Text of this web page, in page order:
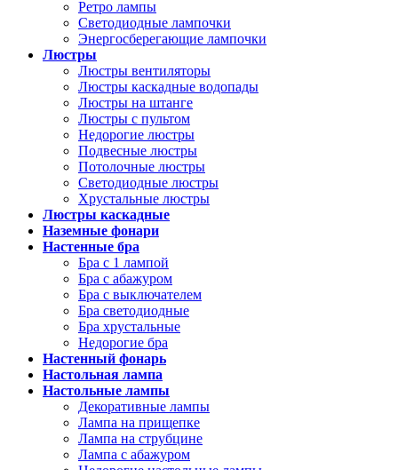
Ретро лампы
Светодиодные лампочки
Энергосберегающие лампочки
Люстры
Люстры вентиляторы
Люстры каскадные водопады
Люстры на штанге
Люстры с пультом
Недорогие люстры
Подвесные люстры
Потолочные люстры
Светодиодные люстры
Хрустальные люстры
Люстры каскадные
Наземные фонари
Настенные бра
Бра с 1 лампой
Бра с абажуром
Бра с выключателем
Бра светодиодные
Бра хрустальные
Недорогие бра
Настенный фонарь
Настольная лампа
Настольные лампы
Декоративные лампы
Лампа на прищепке
Лампа на струбцине
Лампа с абажуром